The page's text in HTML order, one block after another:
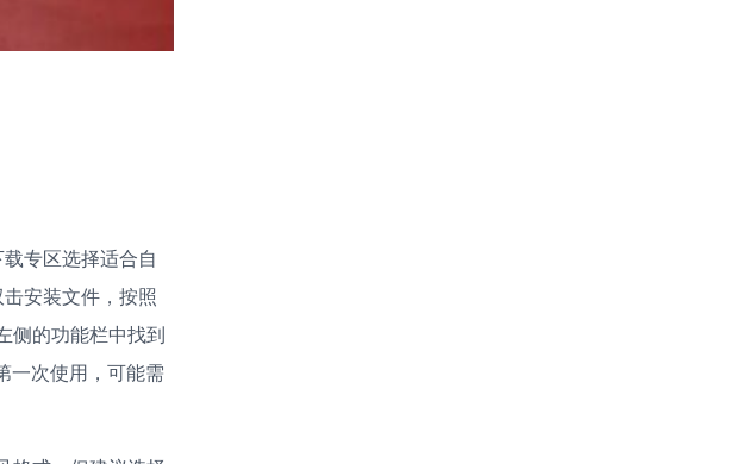
载专区选择适合自
安装文件，按照
侧的功能栏中找到
一次使用，可能需